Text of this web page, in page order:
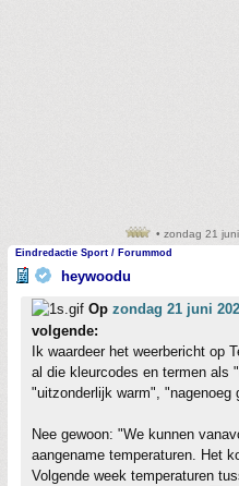
• zondag 21
Eindredactie Sport / Forummod
heywoodu
Op zondag 21 juni
volgende:
Ik waardeer het weerbericht op
al die kleurcodes en termen als
"uitzonderlijk warm", "nagenoeg
Nee gewoon: "We kunnen
aangename temperaturen. Het
Volgende week temperaturen